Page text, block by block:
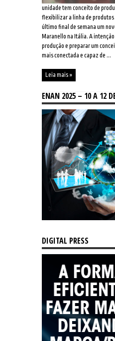
unidade tem conceito de
flexibilizar a linha de produtos
último final de semana um
Maranello na Itália. A
produção e preparar um
mais conectada e capaz de ...
Leia mais »
ENAN 2025 – 10 A 12
DIGITAL PRESS